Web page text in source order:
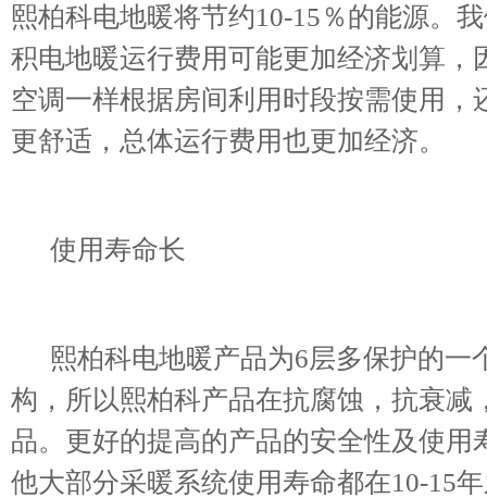
熙柏科电地暖将节约10-15％的能源。
积电地暖运行费用可能更加经济划算
空调一样根据房间利用时段按需使用
更舒适，总体运行费用也更加经济。
使用寿命长
熙柏科电地暖产品为6层多保护的一
构，所以熙柏科产品在抗腐蚀，抗衰
品。更好的提高的产品的安全性及使
他大部分采暖系统使用寿命都在10-15